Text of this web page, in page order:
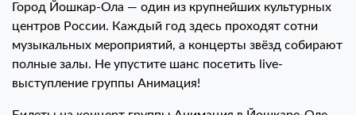
Город Йошкар-Ола — один из крупнейших культурных
центров России. Каждый год здесь проходят сотни
музыкальных мероприятий, а концерты звёзд собирают
полные залы. Не упустите шанс посетить live-
выступление группы Анимация!